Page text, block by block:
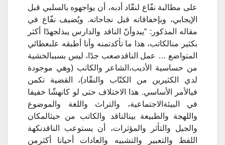
على مطالبة نفّاع لنقّاد أدبه، أن يواجهوه بالسلبي قبل
الإيجابي، وبإخفاقاته قبل نجاحاته. ويُضيف نفّاع في
مقاله المذكور: “يبدو أنّ الناقد والدارس يبذلجهدًا
أكثر
بكثير
منالكاتب، هذا ما تأكدتمنه وأنا أطبقه علىعطائي
المتواضع … عمل الناقدصعب جدًا، ليس بسببالخشية
من حساسية الأديب، الشاعر
والكاتب (وهي موجودة
لدي الكثيرين من الكتّاب والنقّاد)،
القضية
تكمن
فيالأمر الأساسي. هذا الاختلاف حتى لو كانهشّا خفيفا
في
البيئة الاجتماعية، والتراث واللغة
والموضوع
واللهجة
والطبيعة بينالناقد والكاتب من حيثالمكان
والجيل
والتأثر والمؤثرات، أن يستوعب الناقدنكهة
اللفظ
والتعبير والتشبيه والعادات أحيانا أكثر من